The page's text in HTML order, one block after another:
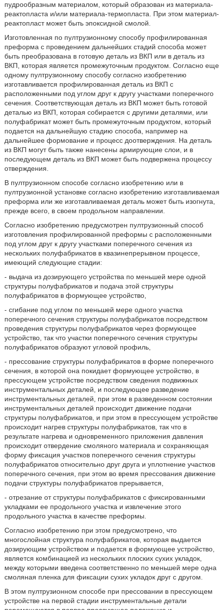
пудрообразным материалом, который образован из материала-
реактопласта и/или материала-термопласта. При этом материал-
реактопласт может быть эпоксидной смолой.
Изготовленная по пултрузионному способу профилированная
преформа с проведением дальнейших стадий способа может
быть преобразована в готовую деталь из ВКП или в деталь из
ВКП, которая является промежуточным продуктом. Согласно еще
одному пултрузионному способу согласно изобретению
изготавливается профилированная деталь из ВКП с
расположенными под углом друг к другу участками поперечного
сечения. Соответствующая деталь из ВКП может быть готовой
деталью из ВКП, которая собирается с другими деталями, или
полуфабрикат может быть промежуточным продуктом, который
подается на дальнейшую стадию способа, например на
дальнейшее формование и процесс доотверждения. На деталь
из ВКП могут быть также нанесены армирующие слои, и в
последующем деталь из ВКП может быть подвержена процессу
отверждения.
В пултрузионном способе согласно изобретению или в
пултрузионной установке согласно изобретению изготавливаемая
преформа или же изготавливаемая деталь может быть изогнута,
прежде всего, в своем продольном направлении.
Согласно изобретению предусмотрен пултрузионный способ
изготовления профилированной преформы с расположенными
под углом друг к другу участками поперечного сечения из
нескольких полуфабрикатов в квазинепрерывном процессе,
имеющий следующие стадии:
- выдача из дозирующего устройства по меньшей мере одной
структуры полуфабрикатов и подача этой структуры
полуфабрикатов в формующее устройство,
- сгибание под углом по меньшей мере одного участка
поперечного сечения структуры полуфабрикатов посредством
проведения структуры полуфабрикатов через формующее
устройство, так что участки поперечного сечения структуры
полуфабрикатов образуют угловой профиль,
- прессование структуры полуфабрикатов в форме поперечного
сечения, в которой она покидает формующее устройство, в
прессующем устройстве посредством сведения подвижных
инструментальных деталей, и последующее разведение
инструментальных деталей, при этом в разведенном состоянии
инструментальных деталей происходит движение подачи
структуры полуфабрикатов, и при этом в прессующем устройстве
происходит нагрев структуры полуфабрикатов, так что в
результате нагрева и одновременного приложения давления
происходит отвердение смоляного материала и сохраняющая
форму фиксация участков поперечного сечения структуры
полуфабрикатов относительно друг друга и уплотнение участков
поперечного сечения, при этом во время прессования движение
подачи структуры полуфабрикатов прерывается,
- отрезание от структуры полуфабрикатов с фиксированными
укладками ее продольного участка и извлечение этого
продольного участка в качестве преформы.
Согласно изобретению при этом предусмотрено, что
многослойная структура полуфабрикатов, которая выдается
дозирующим устройством и подается в формующее устройство,
является комбинацией из нескольких плоских сухих укладок,
между которыми введена соответственно по меньшей мере одна
смоляная пленка для фиксации сухих укладок друг с другом.
В этом пултрузионном способе при прессовании в прессующем
устройстве на первой стадии инструментальные детали